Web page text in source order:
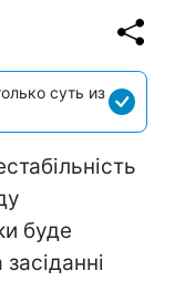
суть из
буде